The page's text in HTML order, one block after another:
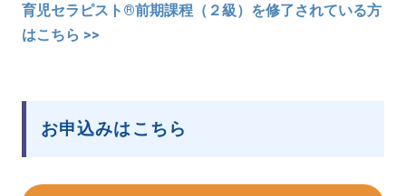
育児セラピスト®前期課程（２級）を修了されている方
はこちら >>
お申込みはこちら